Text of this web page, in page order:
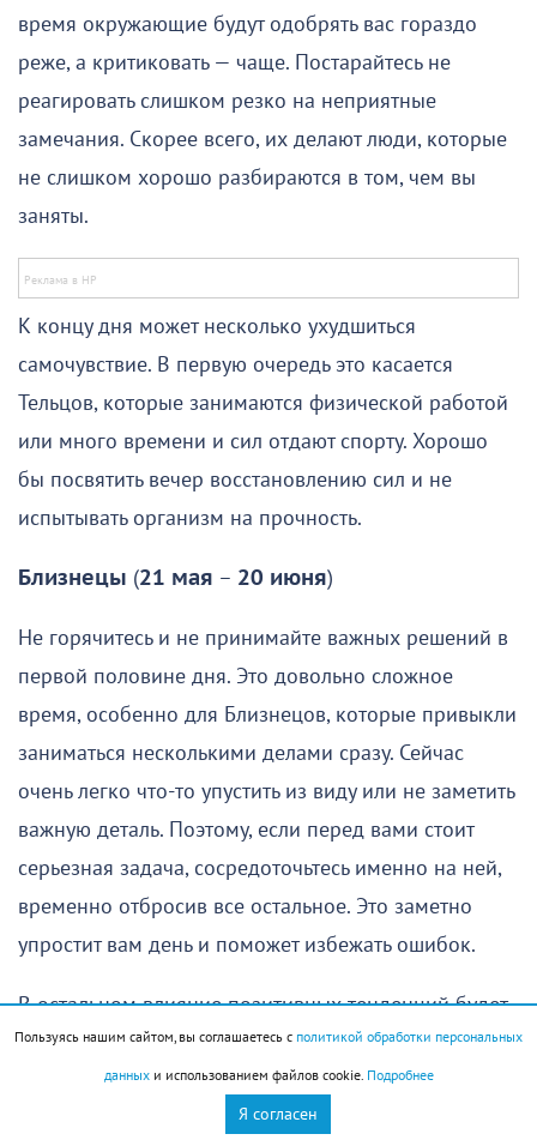
время окружающие будут одобрять вас гораздо
реже, а критиковать — чаще. Постарайтесь не
реагировать слишком резко на неприятные
замечания. Скорее всего, их делают люди, которые
не слишком хорошо разбираются в том, чем вы
заняты.
К концу дня может несколько ухудшиться
самочувствие. В первую очередь это касается
Тельцов, которые занимаются физической работой
или много времени и сил отдают спорту. Хорошо
бы посвятить вечер восстановлению сил и не
испытывать организм на прочность.
Близнецы (21 мая – 20 июня)
Не горячитесь и не принимайте важных решений в
первой половине дня. Это довольно сложное
время, особенно для Близнецов, которые привыкли
заниматься несколькими делами сразу. Сейчас
очень легко что-то упустить из виду или не заметить
важную деталь. Поэтому, если перед вами стоит
серьезная задача, сосредоточьтесь именно на ней,
временно отбросив все остальное. Это заметно
упростит вам день и поможет избежать ошибок.
В остальном влияние позитивных тенденций будет
достаточно сильным. Особенно приятно, что оно
обещает успехи тем, кто серьезно относится к
любым делам, за которые берется.
Пользуясь нашим сайтом, вы соглашаетесь с политикой обработки персональных
данныхи использованием файлов cookie. Подробнее
Я согласен